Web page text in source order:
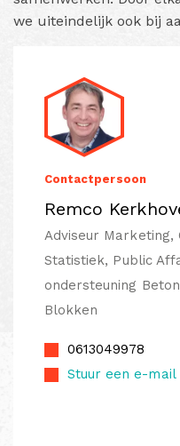
we uiteindelijk ook bij
Contactpersoon
Remco
Adviseur Marketing,
Statistiek, Public
ondersteuning
Blokken
0613049978
Stuur een e-mail